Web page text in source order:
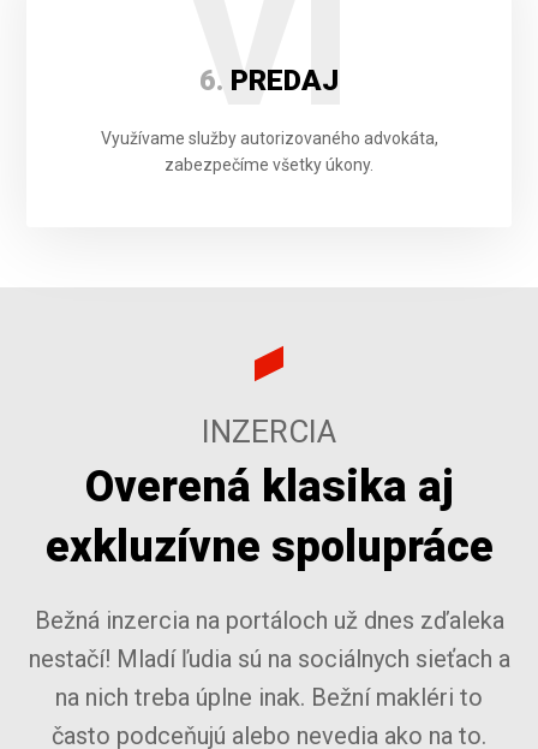
VI
6. PREDAJ
Využívame služby autorizovaného advokáta,
zabezpečíme všetky úkony.
INZERCIA
Overená klasika aj
exkluzívne spolupráce
Bežná inzercia na portáloch už dnes zďaleka
nestačí! Mladí ľudia sú na sociálnych sieťach a
na nich treba úplne inak. Bežní makléri to
často podceňujú alebo nevedia ako na to.